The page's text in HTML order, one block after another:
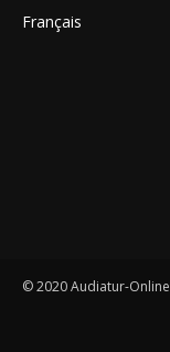
Français
© 2020 Audiatur-Online